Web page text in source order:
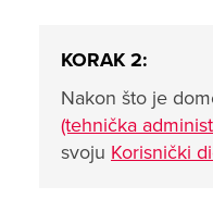
KORAK 2:
Nakon što je
(tehnička
svoju Korisnički